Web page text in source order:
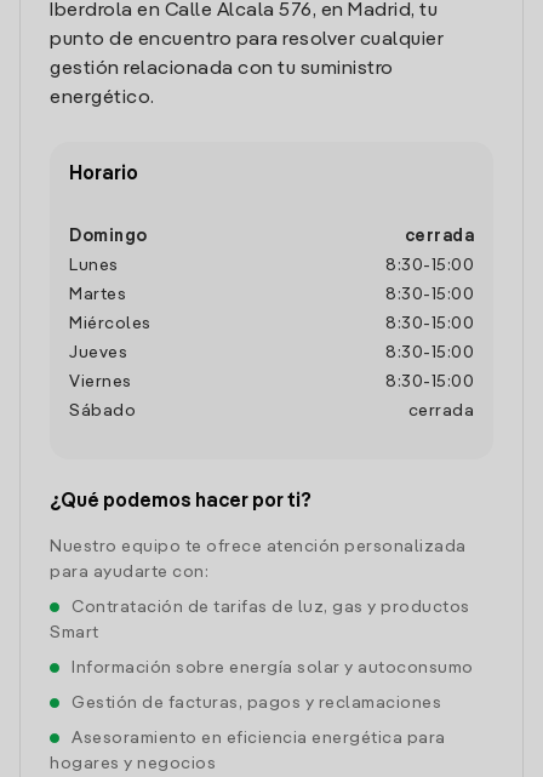
Iberdrola en Calle Alcala 576, en Madrid, tu
punto de encuentro para resolver cualquier
gestión relacionada con tu suministro
energético.
Horario
Domingo
cerrada
Lunes
8:30- 15:00
Martes
8:30- 15:00
Miércoles
8:30- 15:00
Jueves
8:30- 15:00
Viernes
8:30- 15:00
Sábado
cerrada
¿Qué podemos hacer por ti?
Nuestro equipo te ofrece atención personalizada
para ayudarte con:
Contratación de tarifas de luz, gas y productos
Smart
Información sobre energía solar y autoconsumo
Gestión de facturas, pagos y reclamaciones
Asesoramiento en eficiencia energética para
hogares y negocios